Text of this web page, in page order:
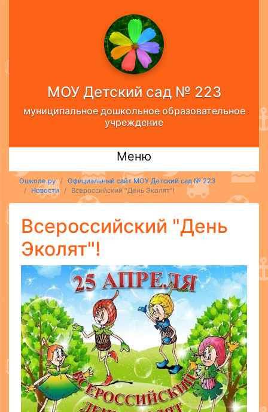
МОУ Детский сад № 223
муниципальное дошкольное образовательное
учреждение
Меню
Ошколе.ру
Официальный сайт МОУ Детский сад № 223
Новости
Всероссийский "День Эколят"!
Всероссийский "День
Эколят"!